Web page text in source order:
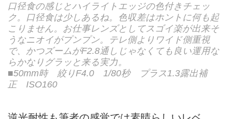
口径食の感じとハイライトエッジの色付きチェッ
ク。口径食は少しあるね。色収差はホントに何も起
こりません。お仕事レンズとしてスゴイ楽が出来そ
うなニオイがプンプン。テレ側よりワイド側重視
で、かつズームがF2.8通しじゃなくても良い運用な
らかなりグラッと来る実力。
■50mm時 絞りF4.0 1/80秒 プラス1.3露出補
正 ISO160